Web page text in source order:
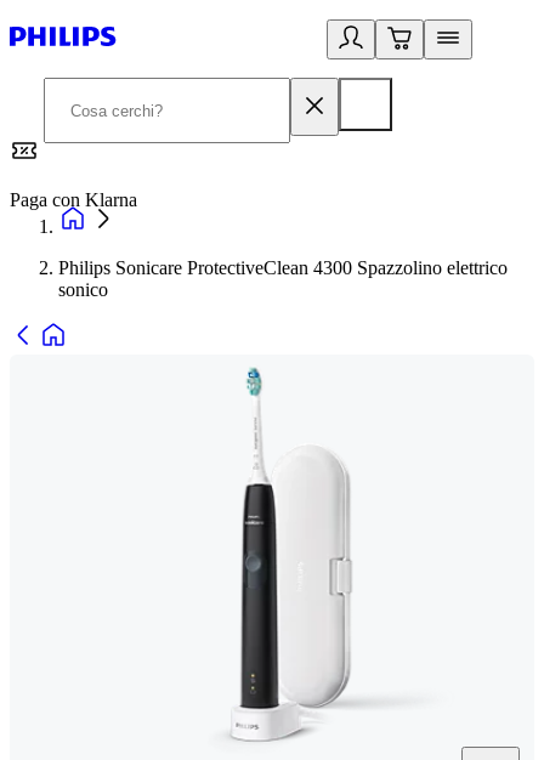
Paga con Klarna
Philips Sonicare ProtectiveClean 4300 Spazzolino elettrico
sonico